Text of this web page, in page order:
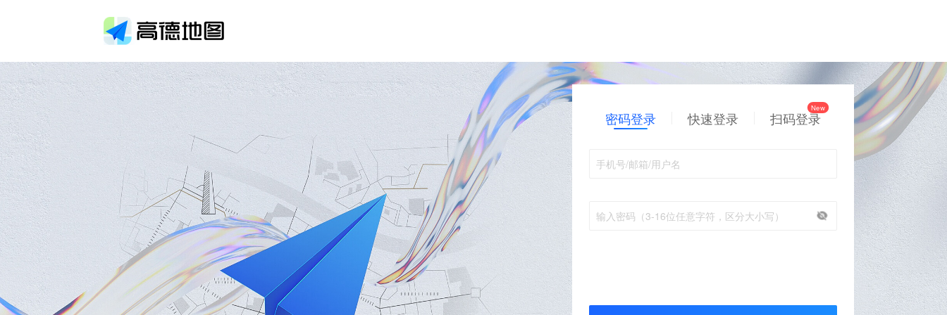
密码登录 快速登录 扫码登录
手机号/邮箱/用户名
输入密码（3-16位任意字符，区分大小写）